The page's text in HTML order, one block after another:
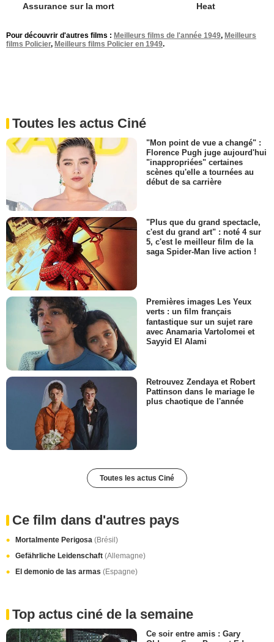
Assurance sur la mort Heat
Pour découvrir d'autres films : Meilleurs films de l'année 1949, Meilleurs
films Policier, Meilleurs films Policier en 1949.
Toutes les actus Ciné
"Mon point de vue a changé" :
Florence Pugh juge aujourd'hui
"inappropriées" certaines
scènes qu'elle a tournées au
début de sa carrière
"Plus que du grand spectacle,
c'est du grand art" : noté 4 sur
5, c'est le meilleur film de la
saga Spider-Man live action !
Premières images Les Yeux
verts : un film français
fantastique sur un sujet rare
avec Anamaria Vartolomei et
Sayyid El Alami
Retrouvez Zendaya et Robert
Pattinson dans le mariage le
plus chaotique de l'année
Toutes les actus Ciné
Ce film dans d'autres pays
Mortalmente Perigosa (Brésil)
Gefährliche Leidenschaft (Allemagne)
El demonio de las armas (Espagne)
Top actus ciné de la semaine
Ce soir entre amis : Gary